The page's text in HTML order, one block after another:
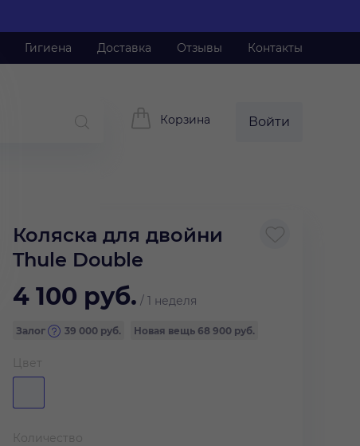
Гигиена Доставка Отзывы Контакты
Корзина Войти
Коляска для двойни
Thule Double
4 100 руб. / 1 неделя
Залог 39 000 руб. Новая вещь 68 900 руб.
Цвет
Количество